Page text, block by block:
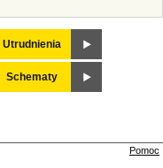
Utrudnienia
Schematy
Pomoc